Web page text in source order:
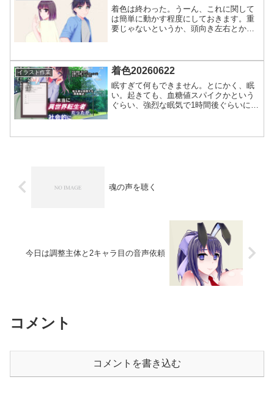
着色は終わった。うーん、これに関して
は簡単に動かす程度にしておきます。重
要じゃないというか、頭向き左右とかや
か。あえて距離離してますけ...
イラスト作業 着色20260622
眠すぎて何もできません。とにかく、眠
い。起きても、血糖値スパイクかという
ぐらい、強烈な眠気で1時間後ぐらいには
に、夢の中でまた何か起きてるとしか思
魂の声を聴く
今日は調整主体と2キャラ目の音声依頼
コメント
コメントを書き込む